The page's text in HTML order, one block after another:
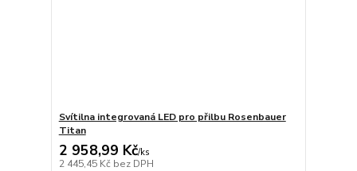
Svítilna integrovaná LED pro přilbu Rosenbauer
Titan
2 958,99 Kč/ks
2 445,45 Kč bez DPH